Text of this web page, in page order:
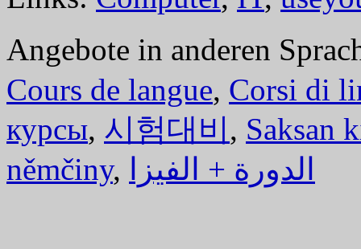
Angebote in anderen
Cours de langue, Corsi di
курсы, 시험대비, Saksan
němčiny, الدورة + الفيزا